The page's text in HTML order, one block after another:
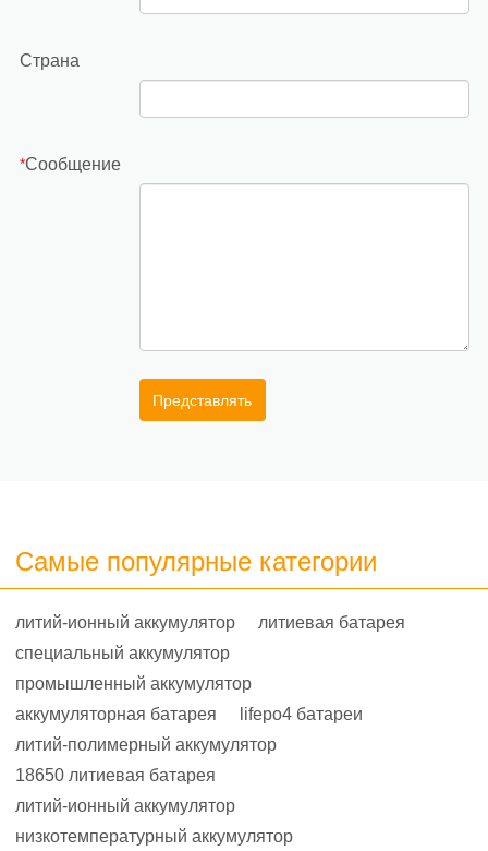
Страна
*Сообщение
Представлять
Самые популярные категории
литий-ионный аккумулятор
литиевая батарея
специальный аккумулятор
промышленный аккумулятор
аккумуляторная батарея
lifepo4 батареи
литий-полимерный аккумулятор
18650 литиевая батарея
литий-ионный аккумулятор
низкотемпературный аккумулятор